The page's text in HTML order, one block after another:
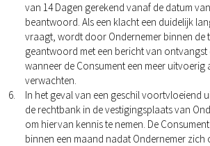
van 14 Dagen gerekend vanaf de datum
beantwoord. Als een klacht een duidelijk
vraagt, wordt door Ondernemer binnen de
geantwoord met een bericht van ontvangst
wanneer de Consument een meer
verwachten.
In het geval van een geschil voortvloeiend
de rechtbank in de vestigingsplaats van
om hiervan kennis te nemen. De
binnen een maand nadat Ondernemer zich